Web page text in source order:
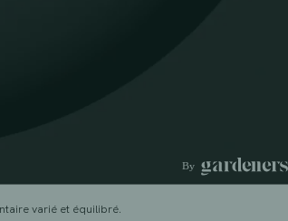
varié et équilibré.